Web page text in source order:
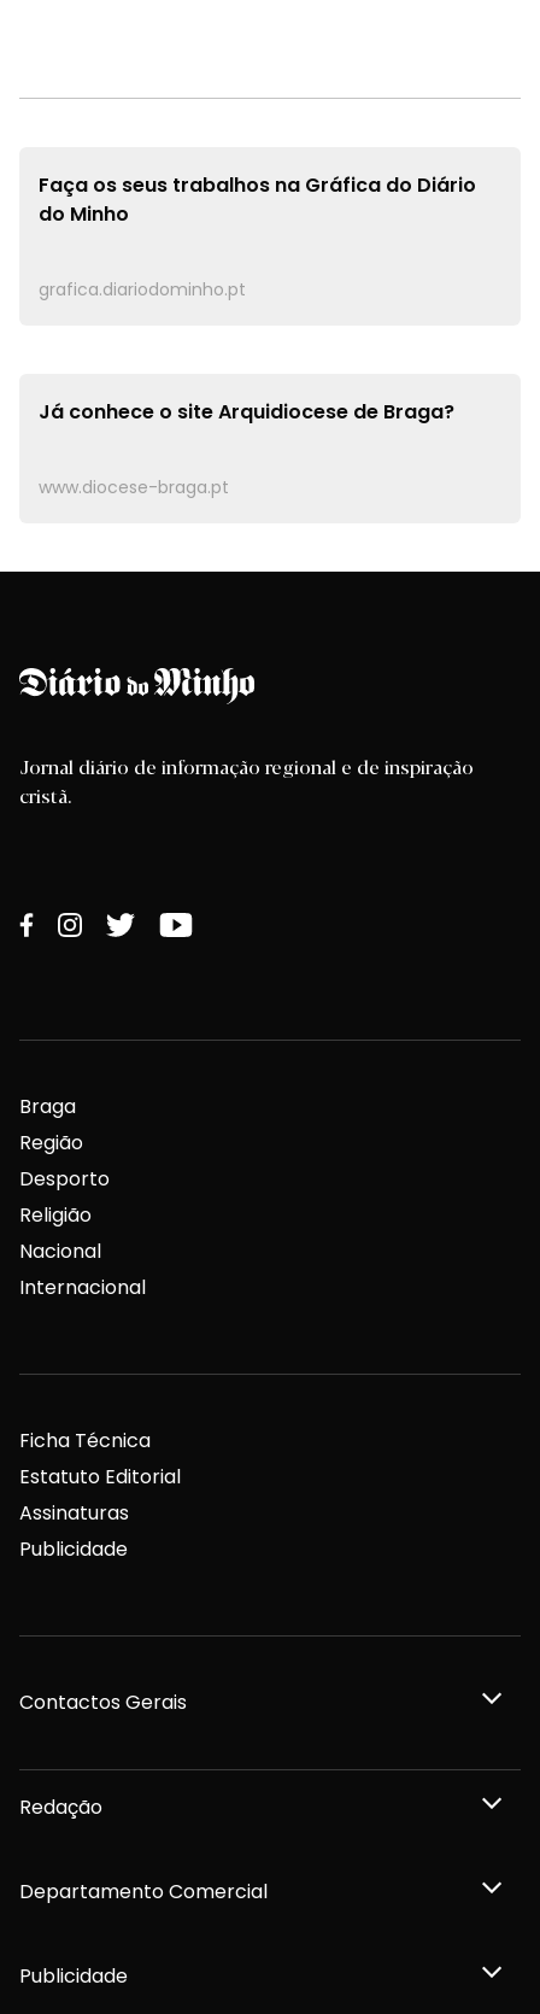
Faça os seus trabalhos na Gráfica do Diário
do Minho
grafica.diariodominho.pt
Já conhece o siteArquidiocese de Braga?
www.diocese-braga.pt
Jornal diário de informação regional e de inspiração
cristã.
Braga
Região
Desporto
Religião
Nacional
Internacional
Ficha Técnica
Estatuto Editorial
Assinaturas
Publicidade
Contactos Gerais
Redação
Departamento Comercial
Publicidade